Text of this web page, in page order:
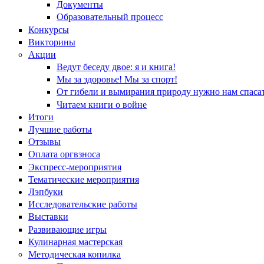
Документы
Образовательный процесс
Конкурсы
Викторины
Акции
Ведут беседу двое: я и книга!
Мы за здоровье! Мы за спорт!
От гибели и вымирания природу нужно нам
Читаем книги о войне
Итоги
Лучшие работы
Отзывы
Оплата оргвзноса
Экспресс-мероприятия
Тематические мероприятия
Лэпбуки
Исследовательские работы
Выставки
Развивающие игры
Кулинарная мастерская
Методическая копилка